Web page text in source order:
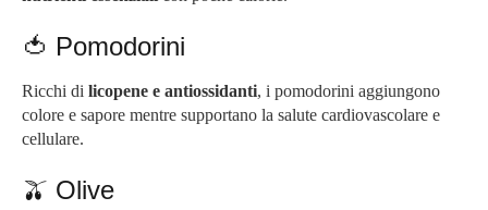
🍅 Pomodorini
Ricchi di licopene e antiossidanti, i pomodorini aggiungono
colore e sapore mentre supportano la salute cardiovascolare e
cellulare.
🫒 Olive